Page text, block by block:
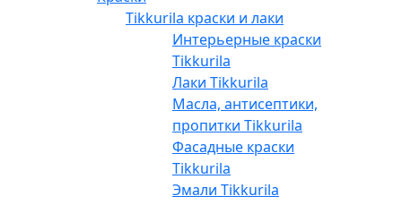
Tikkurila краски и лаки
Интерьерные краски
Tikkurila
Лаки Tikkurila
Масла, антисептики,
пропитки Tikkurila
Фасадные краски
Tikkurila
Эмали Tikkurila